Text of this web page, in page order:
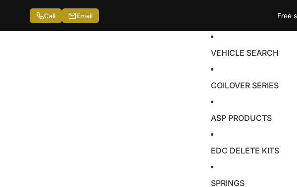
Call Email Free
VEHICLE SEARCH
COILOVER SERIES
ASP PRODUCTS
EDC DELETE KITS
SPRINGS